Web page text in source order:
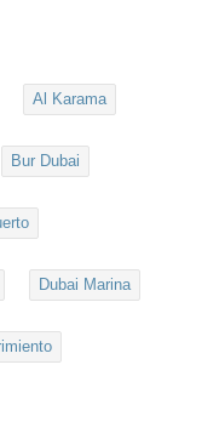
Al Karama
Bur Dubai
Dubai Marina